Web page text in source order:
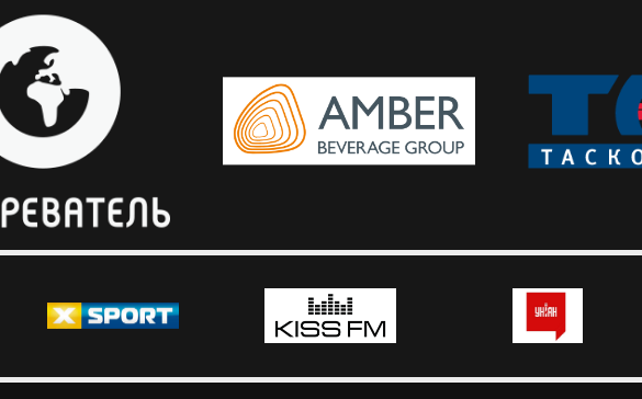
в
НБА
розпочали
сезону НБА
iPhone та Android
Тренер чоловічої
17 прокоментував
на чемпіонаті Європи з
3х3